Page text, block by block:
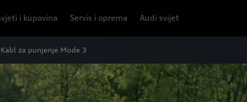
i kupovina Servis i oprema Audi svijet
Kabl za punjenje Mode 3